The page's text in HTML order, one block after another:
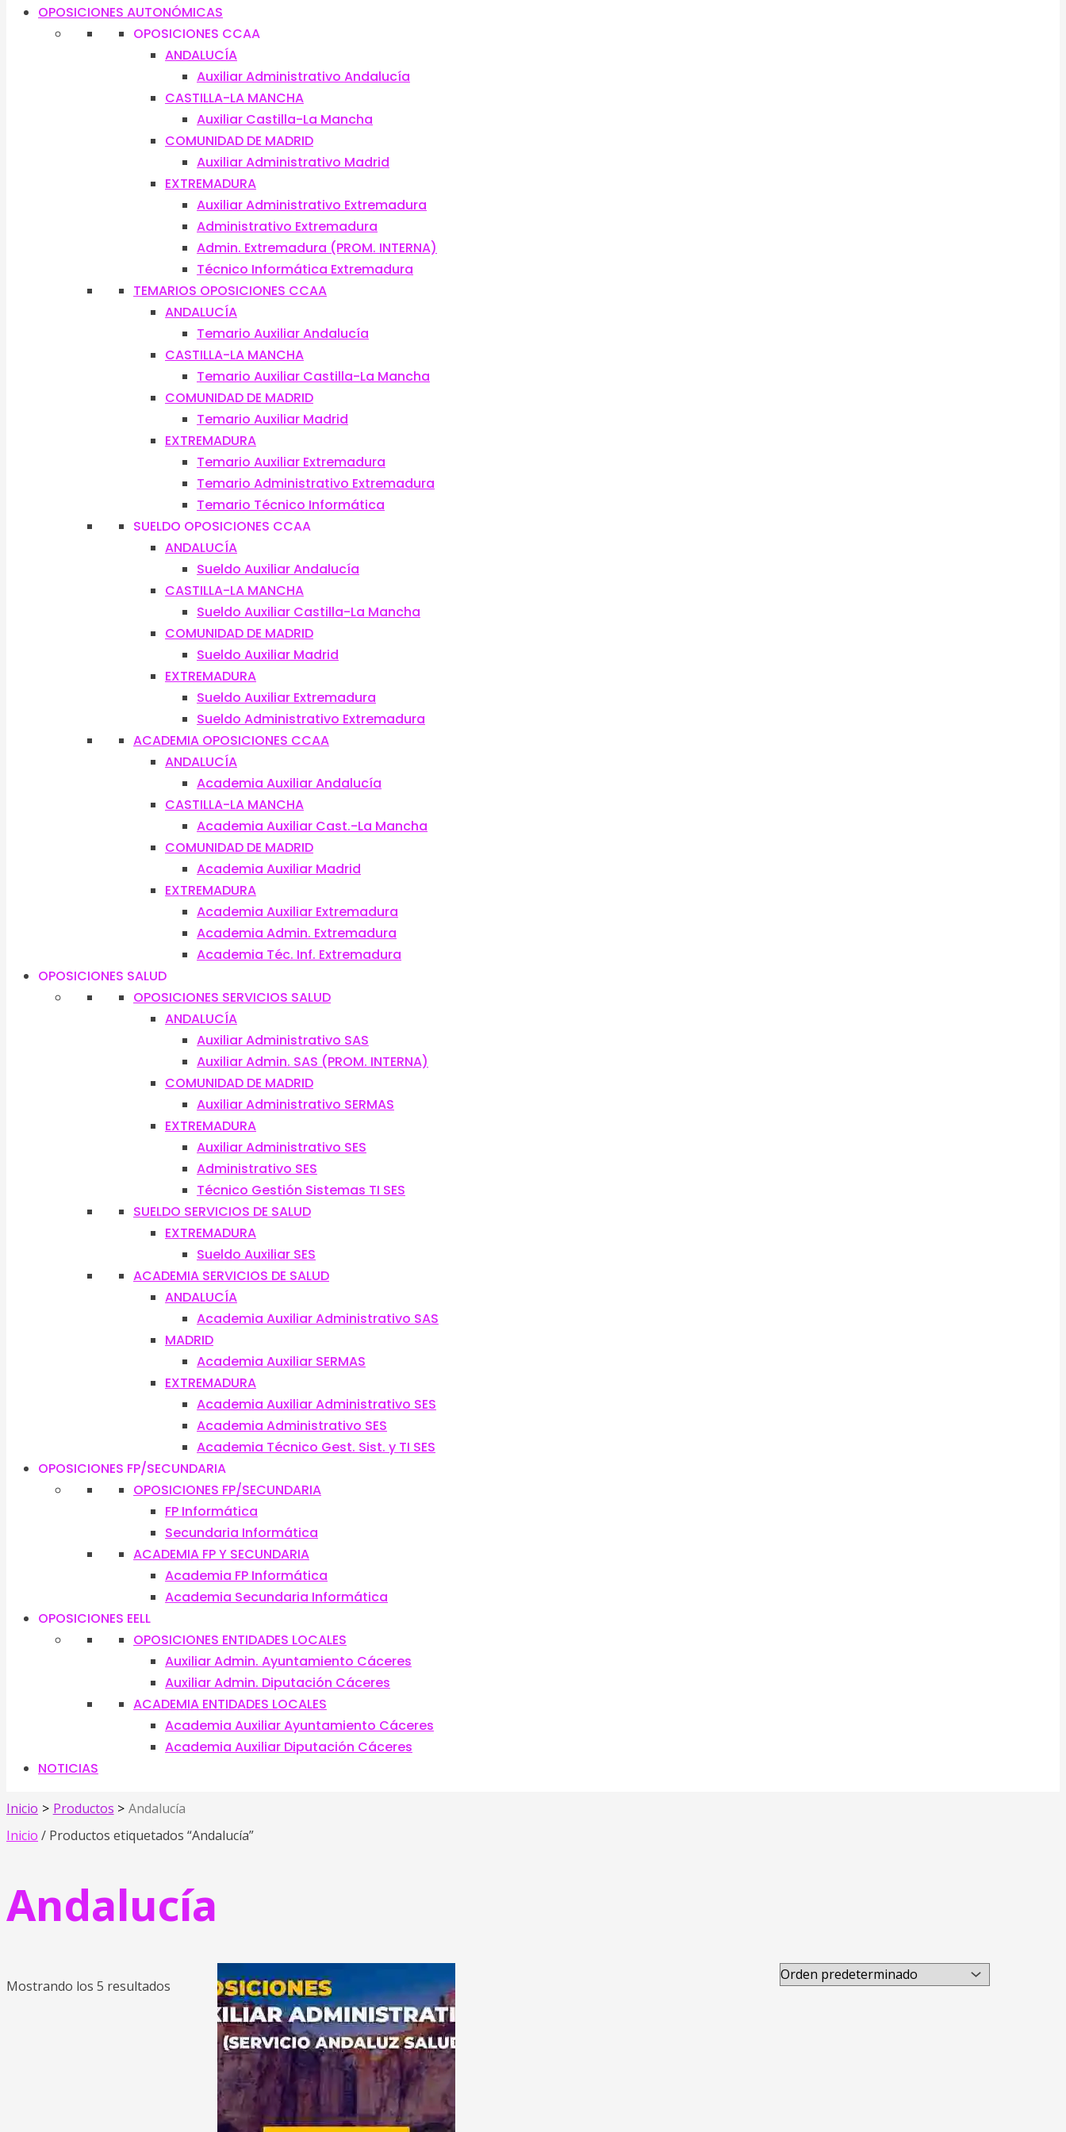
OPOSICIONES AUTONÓMICAS
OPOSICIONES CCAA
ANDALUCÍA
Auxiliar Administrativo Andalucía
CASTILLA-LA MANCHA
Auxiliar Castilla-La Mancha
COMUNIDAD DE MADRID
Auxiliar Administrativo Madrid
EXTREMADURA
Auxiliar Administrativo Extremadura
Administrativo Extremadura
Admin. Extremadura (PROM. INTERNA)
Técnico Informática Extremadura
TEMARIOS OPOSICIONES CCAA
ANDALUCÍA
Temario Auxiliar Andalucía
CASTILLA-LA MANCHA
Temario Auxiliar Castilla-La Mancha
COMUNIDAD DE MADRID
Temario Auxiliar Madrid
EXTREMADURA
Temario Auxiliar Extremadura
Temario Administrativo Extremadura
Temario Técnico Informática
SUELDO OPOSICIONES CCAA
ANDALUCÍA
Sueldo Auxiliar Andalucía
CASTILLA-LA MANCHA
Sueldo Auxiliar Castilla-La Mancha
COMUNIDAD DE MADRID
Sueldo Auxiliar Madrid
EXTREMADURA
Sueldo Auxiliar Extremadura
Sueldo Administrativo Extremadura
ACADEMIA OPOSICIONES CCAA
ANDALUCÍA
Academia Auxiliar Andalucía
CASTILLA-LA MANCHA
Academia Auxiliar Cast.-La Mancha
COMUNIDAD DE MADRID
Academia Auxiliar Madrid
EXTREMADURA
Academia Auxiliar Extremadura
Academia Admin. Extremadura
Academia Téc. Inf. Extremadura
OPOSICIONES SALUD
OPOSICIONES SERVICIOS SALUD
ANDALUCÍA
Auxiliar Administrativo SAS
Auxiliar Admin. SAS (PROM. INTERNA)
COMUNIDAD DE MADRID
Auxiliar Administrativo SERMAS
EXTREMADURA
Auxiliar Administrativo SES
Administrativo SES
Técnico Gestión Sistemas TI SES
SUELDO SERVICIOS DE SALUD
EXTREMADURA
Sueldo Auxiliar SES
ACADEMIA SERVICIOS DE SALUD
ANDALUCÍA
Academia Auxiliar Administrativo SAS
MADRID
Academia Auxiliar SERMAS
EXTREMADURA
Academia Auxiliar Administrativo SES
Academia Administrativo SES
Academia Técnico Gest. Sist. y TI SES
OPOSICIONES FP/SECUNDARIA
OPOSICIONES FP/SECUNDARIA
FP Informática
Secundaria Informática
ACADEMIA FP Y SECUNDARIA
Academia FP Informática
Academia Secundaria Informática
OPOSICIONES EELL
OPOSICIONES ENTIDADES LOCALES
Auxiliar Admin. Ayuntamiento Cáceres
Auxiliar Admin. Diputación Cáceres
ACADEMIA ENTIDADES LOCALES
Academia Auxiliar Ayuntamiento Cáceres
Academia Auxiliar Diputación Cáceres
NOTICIAS
Inicio Productos
Andalucía
Inicio / Productos etiquetados “Andalucía”
Andalucía
Mostrando los 5 resultados